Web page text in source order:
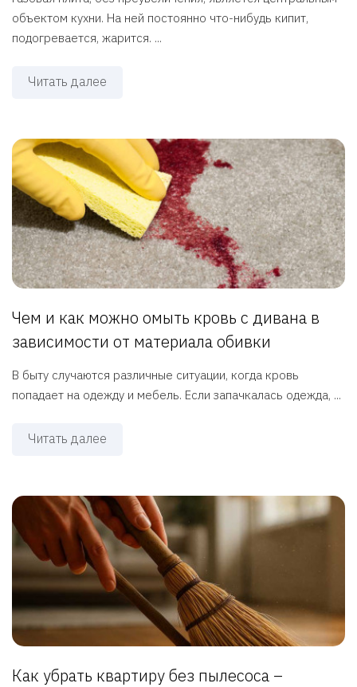
объектом кухни. На ней постоянно что-нибудь кипит,
подогревается, жарится. ...
Читать далее
Чем и как можно омыть кровь с дивана в
зависимости от материала обивки
В быту случаются различные ситуации, когда кровь
попадает на одежду и мебель. Если запачкалась одежда, ...
Читать далее
Как убрать квартиру без пылесоса –